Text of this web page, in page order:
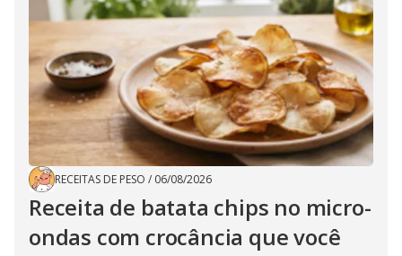
RECEITAS DE PESO / 06/08/2026
Receita de batata chips no micro-
ondas com crocância que você